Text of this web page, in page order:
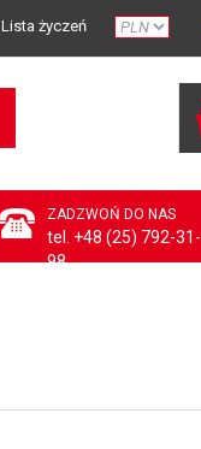
Lista życzeń
ZADZWOŃ DO NAS
tel. +48 (25) 792-31-
98